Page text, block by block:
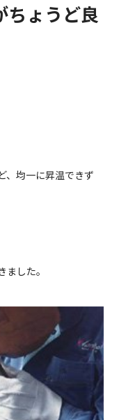
ちょうど良
、均一に昇温できず
した。